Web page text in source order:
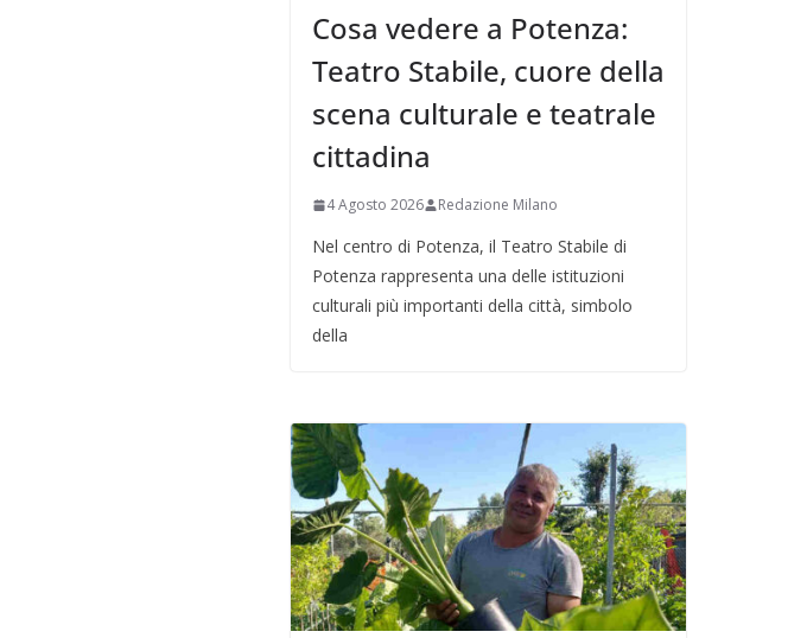
Cosa vedere a Potenza:
Teatro Stabile, cuore della
scena culturale e teatrale
cittadina
4 Agosto 2026 Redazione Milano
Nel centro di Potenza, il Teatro Stabile di
Potenza rappresenta una delle istituzioni
culturali più importanti della città, simbolo
della